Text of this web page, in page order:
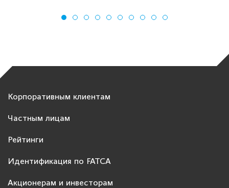
Корпоративным клиентам
Частным лицам
Рейтинги
Идентификация по FATCA
Акционерам и инвесторам